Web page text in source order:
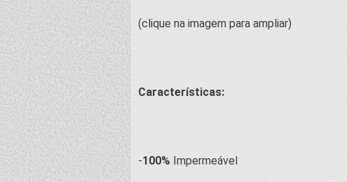
(clique na imagem para ampliar)
Características:
-100% Impermeável